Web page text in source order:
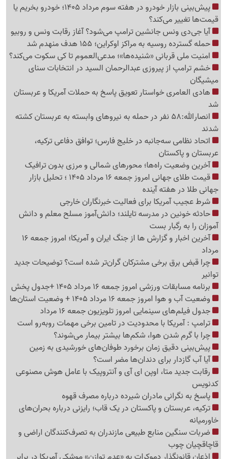
پیش‌بینی بازار خودرو در هفته سوم مرداد 1405؛ خودرو بخریم یا
قیمت‌ها تغییر می‌کند؟
آیا جی‌دی ونس جانشین ترامپ می‌شود؟ آغاز رقابت ونس و روبیو
حمله گسترده روسیه به مراکز اوکراین؛ 155 هدف منهدم شد
امنیت ملی قربانی «شنیده‌ها»؛ مدعی‌العموم تا کی سکوت می‌کند؟
خشم ترامپ از پیروزی عبدالرحمان السید در انتخابات سنای
میشیگان
هادی العامری خواستار تعویق پاسخ به حملات آمریکا و عربستان
شد
انصارالله:58 نفر در حمله به نیروهای وابسته به عربستان کشته
شدند
اتحاد نظامی سه‌جانبه در خلیج فارس؛ توافق دفاعی ترکیه،
عربستان و پاکستان
آخرین وضعیت راه‌ها؛ محورهای شمالی و مرزی بدون ترافیک
قیمت طلای جهانی امروز جمعه 16 مرداد 1405 ؛ تحلیل بازار
جهانی طلا در هفته آینده
شرط عجیب آمریکا برای فعالیت خبرنگاران خارجی
حادثه خونین در مدرسه تایلند؛ دانش‌آموز مسلح معلم و دانش
آموزان را به رگبار بست
آخرین اخبار و گزارش ها از جنگ ایران و آمریکا؛ امروز جمعه 16
مرداد
چرا قبض برق برخی مشترکان گران‌تر شده است؟ توضیحات جدید
توانیر
برنامه مسابقات ورزشی امروز جمعه 16 مرداد 1405 +جدول پخش
وضعیت آب و هوا امروز جمعه 16 مرداد 1405 + وضعیت استان‌ها
جدول فیلم‌های سینمایی امروز تلویزیون جمعه 16 مرداد
ترامپ : آمریکا با محدودیت در تامین برخی مهمات روبه‌رو است
چرا با گرم شدن هوا، شکم‌ها بیشتر بیمار می‌شوند؟
پیش‌بینی دقیق زمان برخورد طوفان‌های خورشیدی به زمین
آیا آب گازدار برای دندان‌ها مضر است؟
رقابت جدید متا، اوپن ای آی و آنتروپیک با عامل هوش مصنوعی
کدنویس
پاسخ به نگرانی مادران شیرده درباره مصرف قهوه
ترکیه، عربستان و پاکستان در یک قاب؛ رایزنی درباره بحران‌های
خاورمیانه
ضربات سنگین منابع طبیعی مازندران به تصرف‌کنندگان اراضی و
قاچاقچیان چوب